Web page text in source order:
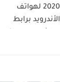
2020 لهواتف
الأندرويد برابط